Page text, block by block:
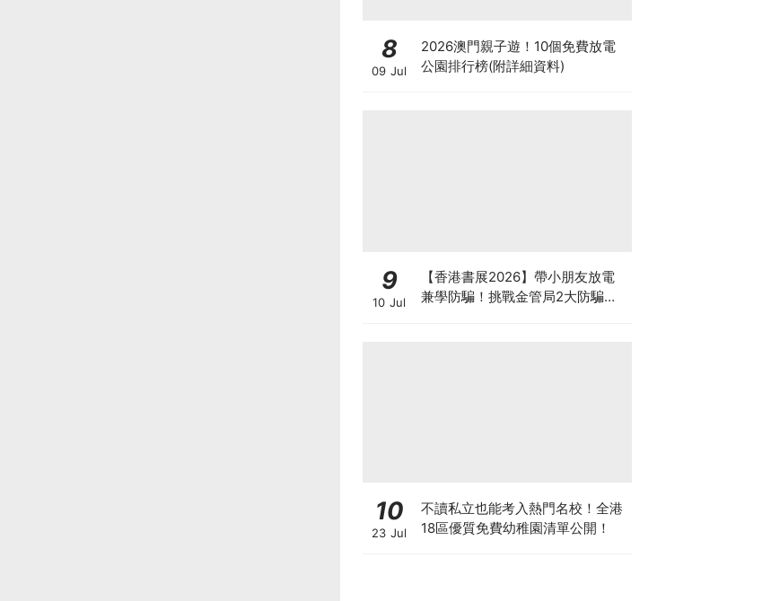
8
09 Jul
2026澳門親子遊！10個免費放電
公園排行榜(附詳細資料)
9
10 Jul
【香港書展2026】帶小朋友放電
兼學防騙！挑戰金管局2大防騙遊
10
23 Jul
不讀私立也能考入熱門名校！全港
18區優質免費幼稚園清單公開！